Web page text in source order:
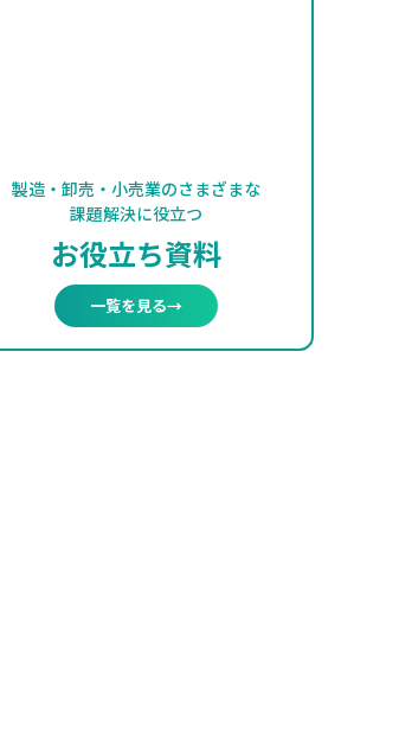
製造・卸売・小売業のさまざまな
課題解決に役立つ
お役立ち資料
一覧を見る→